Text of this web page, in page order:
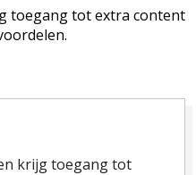
toegang tot extra content
krijg toegang tot